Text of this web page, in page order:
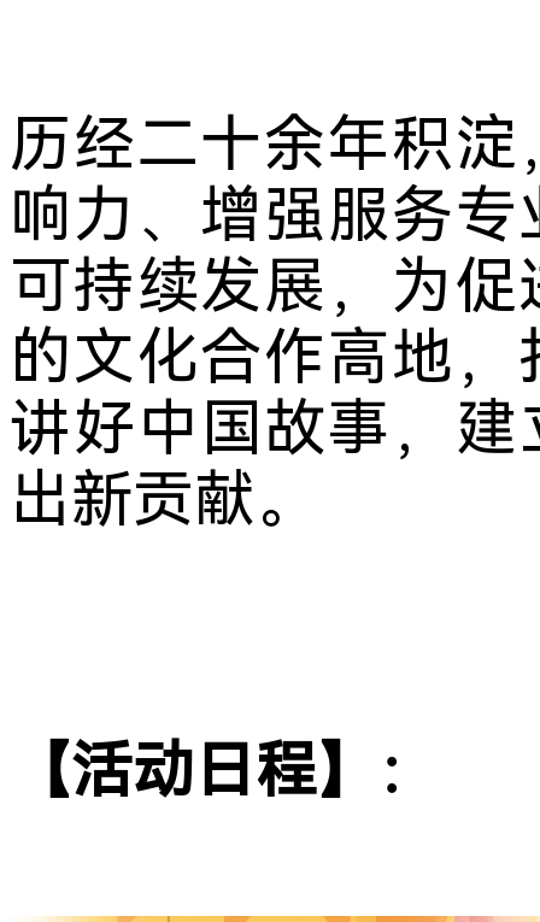
历经二十余年积
响力、增强服务
可持续发展，为
的文化合作高地
讲好中国故事，
出新贡献。
【活动日程】：